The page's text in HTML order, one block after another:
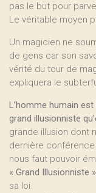
pas le but pour
Le véritable moyen
Un magicien ne
de gens car son
vérité du tour de
expliquera le
L’homme humain
grand illusionniste
grande illusion dont
dernière conférence
nous faut pouvoir
« Grand Illusionniste »
sa loi.